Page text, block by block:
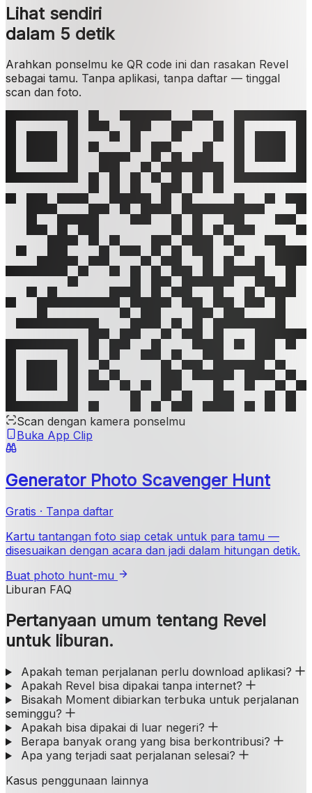
Lihat sendiri
dalam 5 detik
Arahkan ponselmu ke QR code ini dan rasakan Revel
sebagai tamu. Tanpa aplikasi, tanpa daftar — tinggal
scan dan foto.
Scan dengan kamera ponselmu
Buka App Clip
Generator Photo Scavenger Hunt
Gratis · Tanpa daftar
Kartu tantangan foto siap cetak untuk para tamu —
disesuaikan dengan acara dan jadi dalam hitungan detik.
Buat photo hunt-mu
Liburan FAQ
Pertanyaan umum tentang Revel
untuk liburan.
Apakah teman perjalanan perlu download aplikasi?
Apakah Revel bisa dipakai tanpa internet?
Bisakah Moment dibiarkan terbuka untuk perjalanan
seminggu?
Apakah bisa dipakai di luar negeri?
Berapa banyak orang yang bisa berkontribusi?
Apa yang terjadi saat perjalanan selesai?
Kasus penggunaan lainnya